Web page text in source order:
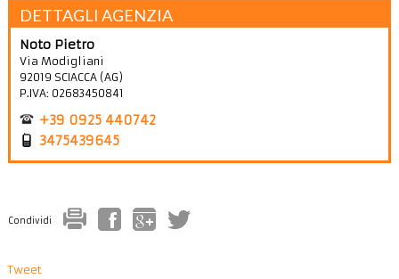
DETTAGLI AGENZIA
Noto Pietro
Via Modigliani
92019 SCIACCA(AG )
P.IVA: 02683450841
+39 0925 440742
3475439645
Condividi
Tweet